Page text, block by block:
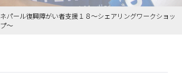
ネパール復興障がい者支援１８～シェアリングワークショッ
プ～